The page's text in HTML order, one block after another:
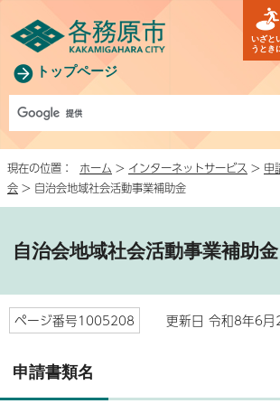
トップページ
いざと
うとき
現在の位置： ホーム > インターネットサービス > 申
会 > 自治会地域社会活動事業補助金
自治会地域社会活動事業補助金
ページ番号1005208 更新日 令和8年6月
申請書類名